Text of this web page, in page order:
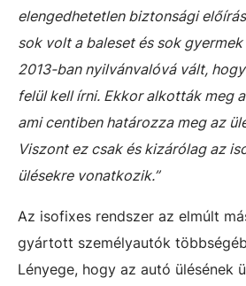
elengedhetetlen biztonsági
sok volt a baleset és sok
2013-ban nyilvánvalóvá vált,
felül kell írni. Ekkor alkották meg
ami centiben határozza meg az
Viszont ez csak és kizárólag az
ülésekre vonatkozik.”
Az isofixes rendszer az elmúlt
gyártott személyautók
Lényege, hogy az autó ülésének